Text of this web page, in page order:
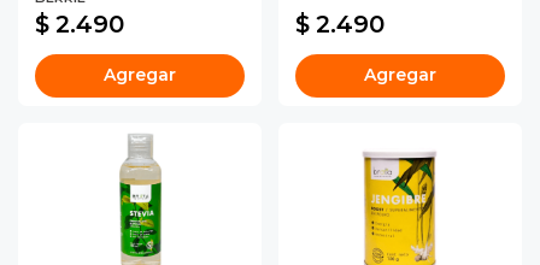
$ 2.490
Agregar
$ 2.490
Agregar